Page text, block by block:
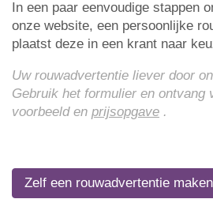
In een paar eenvoudige stappen
onze website, een persoonlijke
plaatst deze in een krant naar
Uw rouwadvertentie liever door
Gebruik het formulier en ontvang
voorbeeld en prijsopgave .
Zelf een rouwadvertentie maken